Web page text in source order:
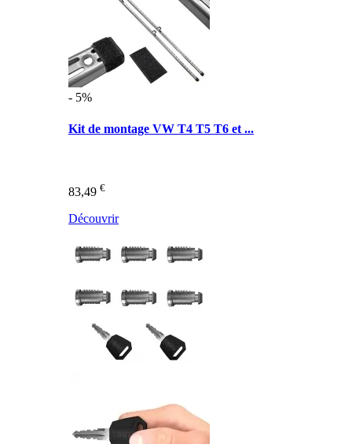
- 5%
Kit de montage VW T4 T5 T6 et ...
83,49 €
Découvrir